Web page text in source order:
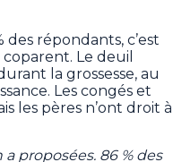
répondants, c’est
Le deuil
la grossesse, au
Les congés et
les pères n’ont droit à
proposées. 86 % des